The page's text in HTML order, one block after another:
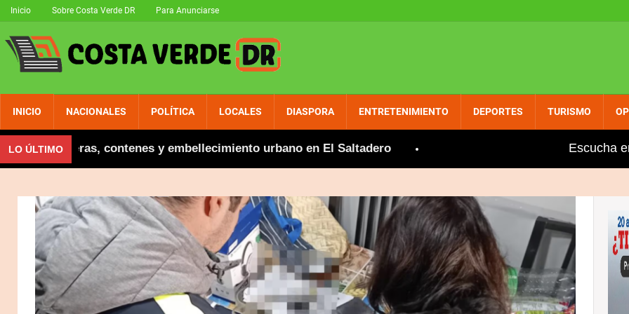
Inicio Sobre Costa Verde DR Para Anunciarse
INICIO NACIONALES POLÍTICA LOCALES DIASPORA ENTRETENIMIENTO DEPORTES TURISMO
LO ÚLTIMO
aceras, contenes y embellecimiento urbano en El Saltadero Gobierno aumenta entre dos y tres pesos
Escucha